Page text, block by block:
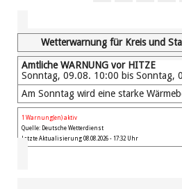
Wetterwarnung für Kreis und
Amtliche WARNUNG vor HITZE
Sonntag, 09.08. 10:00 bis Sonntag,
Am Sonntag wird eine starke
1 Warnung(en) aktiv
Quelle: Deutsche Wetterdienst
Letzte Aktualisierung 08.08.2026 - 17:32 Uhr